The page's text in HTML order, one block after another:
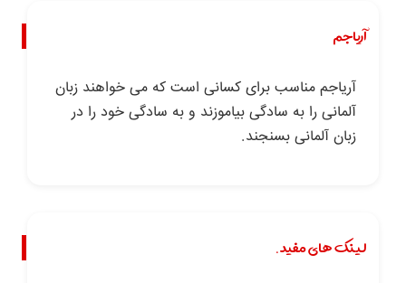
آریاجم
آریاجم مناسب برای کسانی است که می خواهند زبان
آلمانی را به سادگی بیاموزند و به سادگی خود را در
زبان آلمانی بسنجند.
لینک های مفید.